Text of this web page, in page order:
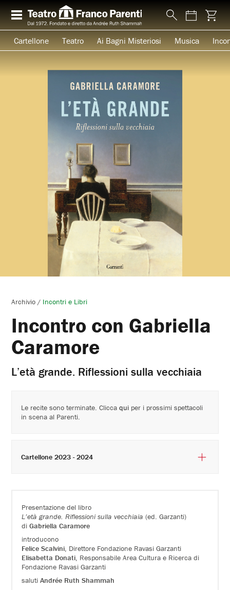
Cartellone Teatro Ai Bagni Misteriosi Musica
Archivio / Incontri e Libri
Incontro con Gabriella
Caramore
L’età grande. Riflessioni sulla vecchiaia
Presentazione del libro
L’età grande. Riflessioni sulla vecchiaia (ed. Garzanti)
diGabriella Caramore
introducono
Felice Scalvini , Direttore Fondazione Ravasi Garzanti
Elisabetta Donati , Responsabile Area Cultura e Ricerca di
Fondazione Ravasi Garzanti
salutiAndrée Ruth Shammah
Le recite sono terminate. Cliccaqui per i prossimi spettacoli
in scena al Parenti.
Cartellone 2023 - 2024